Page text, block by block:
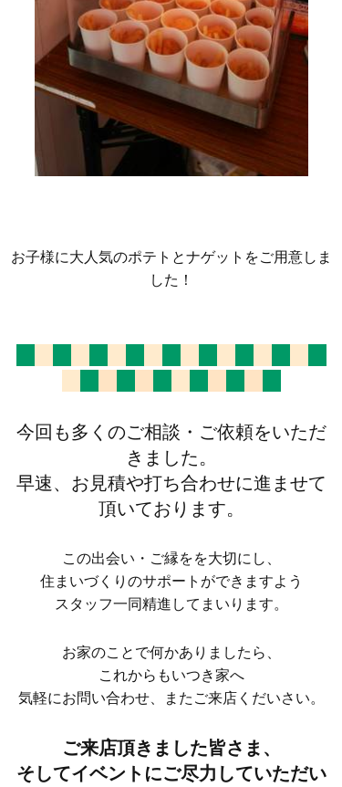
お子様に大人気のポテトとナゲットをご用意しま
した！
今回も多くのご相談・ご依頼をいただ
きました。
早速、お見積や打ち合わせに進ませて
頂いております。
この出会い・ご縁をを大切にし、
住まいづくりのサポートができますよう
スタッフ一同精進してまいります。
お家のことで何かありましたら、
これからもいつき家へ
気軽にお問い合わせ、またご来店くだいさい。
ご来店頂きました皆さま、
そしてイベントにご尽力していただい